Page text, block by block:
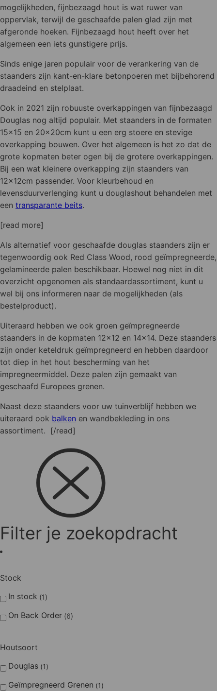
gekozen
worden
op
de
mogelijkheden, fijnbezaagd hout is wat ruwer van
oppervlak, terwijl de geschaafde palen glad zijn met
afgeronde hoeken. Fijnbezaagd hout heeft over het
algemeen een iets gunstigere prijs.
Sinds enige jaren populair voor de verankering van de
staanders zijn kant-en-klare betonpoeren met bijbehorend
draadeind en stelplaat.
Ook in 2021 zijn robuuste overkappingen van fijnbezaagd
Douglas nog altijd populair. Met staanders in de formaten
15x15 en 20x20cm kunt u een erg stoere en stevige
overkapping bouwen. Over het algemeen is het zo dat de
grote kopmaten beter ogen bij de grotere overkappingen.
Bij een wat kleinere overkapping zijn staanders van
12x12cm passender. Voor kleurbehoud en
levensduurverlenging kunt u douglashout behandelen met
een transparante beits.
[read more]
Als alternatief voor geschaafde douglas staanders zijn er
tegenwoordig ook Red Class Wood, rood geïmpregneerde,
gelamineerde palen beschikbaar. Hoewel nog niet in dit
overzicht opgenomen als standaardassortiment, kunt u
wel bij ons informeren naar de mogelijkheden (als
bestelproduct).
Uiteraard hebben we ook groen geïmpregneerde
staanders in de kopmaten 12x12 en 14x14. Deze staanders
zijn onder keteldruk geïmpregneerd en hebben daardoor
tot diep in het hout bescherming van het
impregneermiddel. Deze palen zijn gemaakt van
geschaafd Europees grenen.
Naast deze staanders voor uw tuinverblijf hebben we
uiteraard ook balken en wandbekleding in ons
assortiment. [/read]
Filter je zoekopdracht
Stock
In stock
1
On Back Order 6
Houtsoort
Douglas 1
Geïmpregneerd Grenen 1